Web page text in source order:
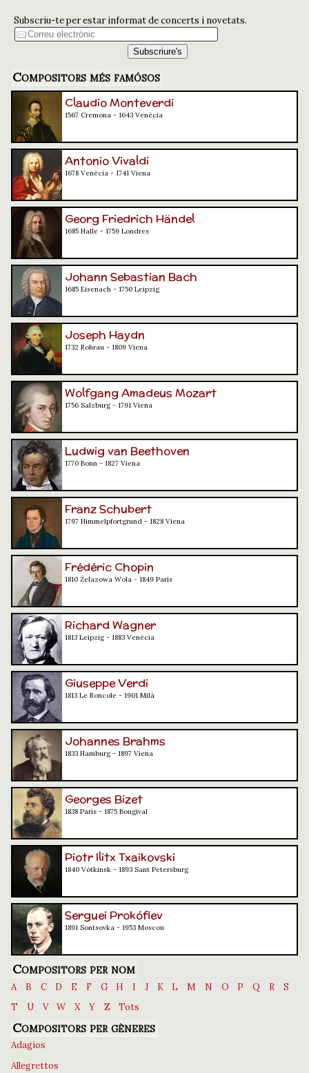
Subscriu-te per estar informat de concerts i novetats.
Compositors més famósos
Claudio Monteverdi
1567 Cremona - 1643 Venècia
Antonio Vivaldi
1678 Venècia - 1741 Viena
Georg Friedrich Händel
1685 Halle - 1759 Londres
Johann Sebastian Bach
1685 Eisenach - 1750 Leipzig
Joseph Haydn
1732 Rohrau - 1809 Viena
Wolfgang Amadeus Mozart
1756 Salzburg - 1791 Viena
Ludwig van Beethoven
1770 Bonn - 1827 Viena
Franz Schubert
1797 Himmelpfortgrund - 1828 Viena
Frédéric Chopin
1810 Żelazowa Wola - 1849 París
Richard Wagner
1813 Leipzig - 1883 Venècia
Giuseppe Verdi
1813 Le Roncole - 1901 Milà
Johannes Brahms
1833 Hamburg - 1897 Viena
Georges Bizet
1838 París - 1875 Bougival
Piotr Ilitx Txaikovski
1840 Vótkinsk - 1893 Sant Petersburg
Serguei Prokófiev
1891 Sontsovka - 1953 Moscou
Compositors per nom
A B C D E F G H I J K L M N O P Q R
S
T
U V W X Y Z Tots
Compositors per gèneres
Adagios
Allegrettos